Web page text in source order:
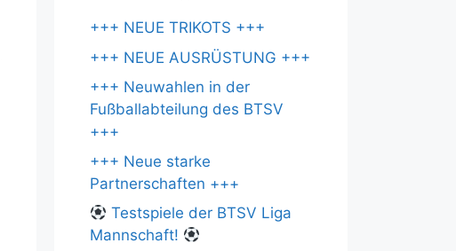
+++ NEUE TRIKOTS +++
+++ NEUE AUSRÜSTUNG +++
+++ Neuwahlen in der
Fußballabteilung des BTSV
+++
+++ Neue starke
Partnerschaften +++
Testspiele der BTSV Liga
Mannschaft!